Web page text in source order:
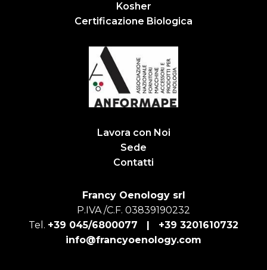
Kosher
Certificazione Biologica
Lavora con Noi
Sede
Contatti
Francy Oenology srl
P.IVA /C.F. 03839190232
Tel. +39 045/6800077 | +39 3201610732
info@francyoenology.com